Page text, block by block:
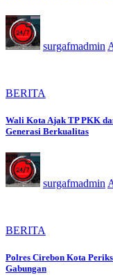
surgafmadmin
BERITA
Wali Kota Ajak TP PKK
Generasi Berkualitas
surgafmadmin
BERITA
Polres Cirebon Kota
Gabungan